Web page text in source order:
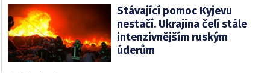
Stávající pomoc Kyjevu
nestačí. Ukrajina čelí stále
intenzivnějším ruským
úderům